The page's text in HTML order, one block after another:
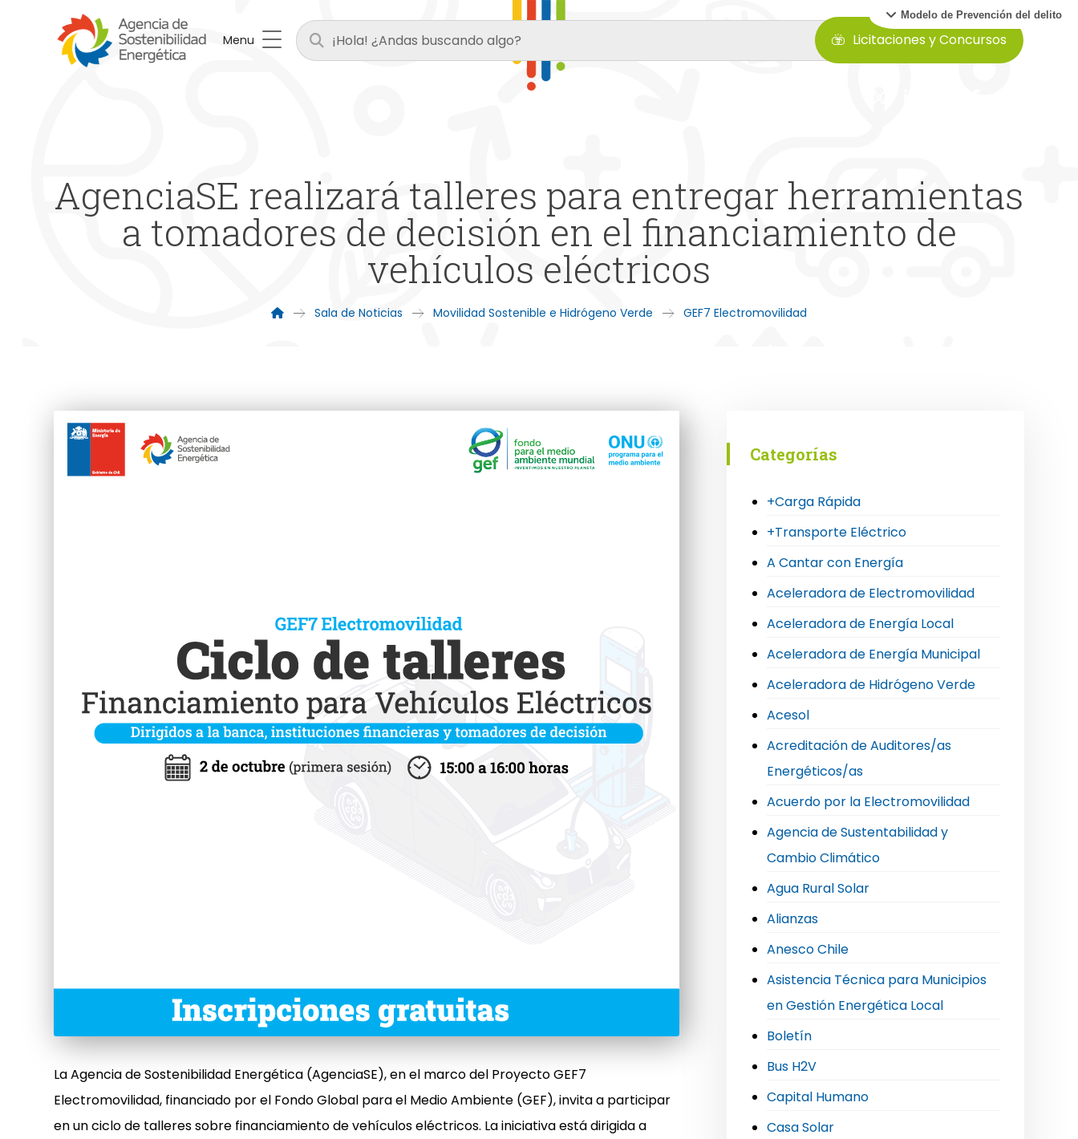
Modelo de Prevención del delito
Menu Licitaciones y Concursos
AgenciaSE realizará talleres para entregar herramientas
a tomadores de decisión en el financiamiento de
vehículos eléctricos
Sala de Noticias Movilidad Sostenible e Hidrógeno Verde GEF7 Electromovilidad
La Agencia de Sostenibilidad Energética (AgenciaSE), en el marco del Proyecto GEF7
Electromovilidad, financiado por el Fondo Global para el Medio Ambiente (GEF), invita a participar
en un ciclo de talleres sobre financiamiento de vehículos eléctricos. La iniciativa está dirigida a
Categorías
+Carga Rápida
+Transporte Eléctrico
A Cantar con Energía
Aceleradora de Electromovilidad
Aceleradora de Energía Local
Aceleradora de Energía Municipal
Aceleradora de Hidrógeno Verde
Acesol
Acreditación de Auditores/as
Energéticos/as
Acuerdo por la Electromovilidad
Agencia de Sustentabilidad y
Cambio Climático
Agua Rural Solar
Alianzas
Anesco Chile
Asistencia Técnica para Municipios
en Gestión Energética Local
Boletín
Bus H2V
Capital Humano
Casa Solar